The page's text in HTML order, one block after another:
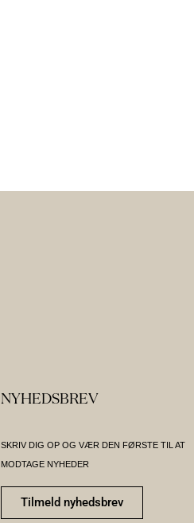
NYHEDSBREV
SKRIV DIG OP OG VÆR DEN FØRSTE TIL AT
MODTAGE NYHEDER
Tilmeld nyhedsbrev